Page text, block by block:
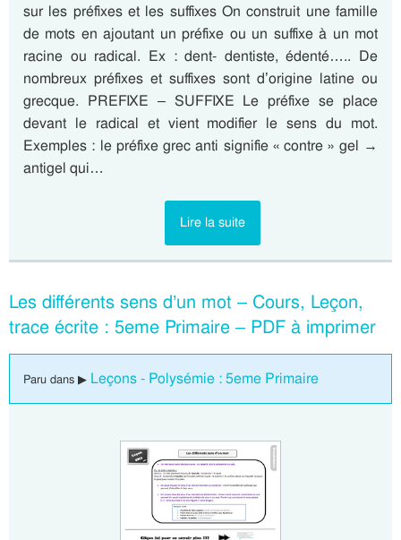
sur les préfixes et les suffixes On construit une famille
de mots en ajoutant un préfixe ou un suffixe à un mot
racine ou radical. Ex : dent- dentiste, édenté….. De
nombreux préfixes et suffixes sont d’origine latine ou
grecque. PREFIXE – SUFFIXE Le préfixe se place
devant le radical et vient modifier le sens du mot.
Exemples : le préfixe grec anti signifie « contre » gel →
antigel qui…
Lire la suite
Les différents sens d’un mot – Cours, Leçon,
trace écrite : 5eme Primaire – PDF à imprimer
Paru dans ▶ Leçons - Polysémie : 5eme Primaire